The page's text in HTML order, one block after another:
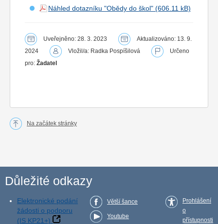
Náhled dotazníku "Obědy do škol"
Uveřejněno: 28. 3. 2023
Aktualizováno: 13. 9.
2024
Vložil/a: Radka Pospíšilová
Určeno
pro: Žadatel
Na začátek stránky
Důležité odkazy
Elektronické podání
žádosti o podporu
(IS KP21+)
Větší šance
Youtube
Prohlášení
o
přístupnosti